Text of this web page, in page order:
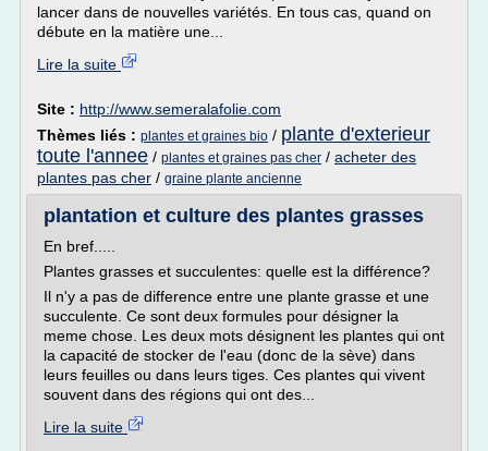
lancer dans de nouvelles variétés. En tous cas, quand on
débute en la matière une...
Lire la suite
Site : http://www.semeralafolie.com
Thèmes liés : plantes et graines bio / plante d'exterieur
toute l'annee / plantes et graines pas cher / acheter des
plantes pas cher / graine plante ancienne
plantation et culture des plantes grasses
En bref.....
Plantes grasses et succulentes: quelle est la différence?
Il n'y a pas de difference entre une plante grasse et une
succulente. Ce sont deux formules pour désigner la
meme chose. Les deux mots désignent les plantes qui ont
la capacité de stocker de l'eau (donc de la sève) dans
leurs feuilles ou dans leurs tiges. Ces plantes qui vivent
souvent dans des régions qui ont des...
Lire la suite